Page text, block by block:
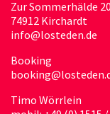
Zur Sommerhälde 20
74912 Kirchardt
info@losteden.de
Booking
Timo Wörrlein